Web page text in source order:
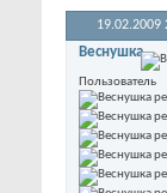
19.02.2009
Веснушка
Пользователь